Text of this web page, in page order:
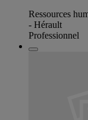
Ressources
- Hérault
Professionnel